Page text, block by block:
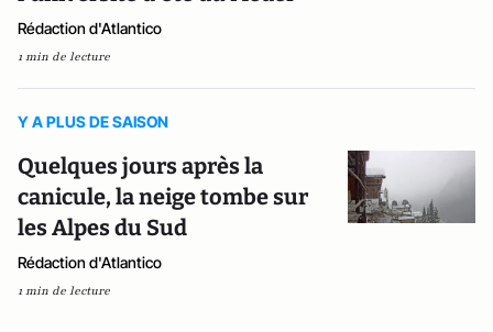
Rédaction d'Atlantico
1 min de lecture
Y A PLUS DE SAISON
Quelques jours après la
canicule, la neige tombe sur
les Alpes du Sud
Rédaction d'Atlantico
1 min de lecture